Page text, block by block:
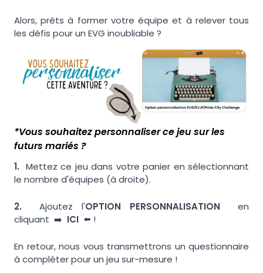
Alors, prêts à former votre équipe et à relever tous
les défis pour un EVG inoubliable ?
*Vous souhaitez personnaliser ce jeu sur les
futurs mariés ?
1. Mettez ce jeu dans votre panier en sélectionnant
le nombre d'équipes (à droite).
2. Ajoutez l'OPTION PERSONNALISATION
en
cliquant ➡️ ICI ⬅️ !
En retour, nous vous transmettrons un questionnaire
à compléter pour un jeu sur-mesure !